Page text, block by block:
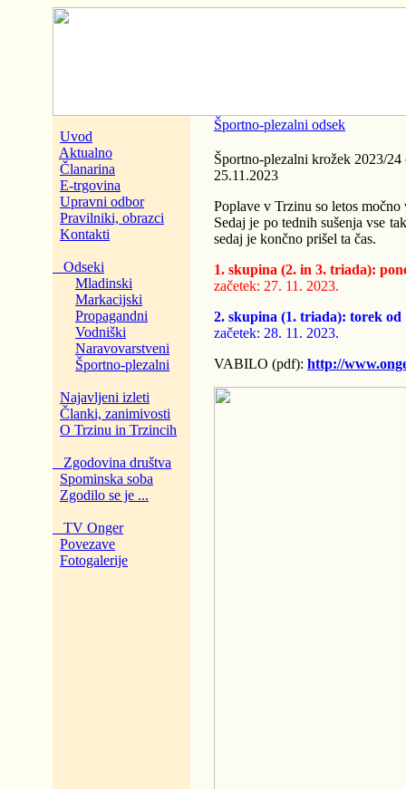
Uvod
Aktualno
Članarina
E-trgovina
Upravni odbor
Pravilniki, obrazci
Kontakti
Odseki
Mladinski
Markacijski
Propagandni
Vodniški
Naravovarstveni
Športno-plezalni
Najavljeni izleti
Članki, zanimivosti
O Trzinu in Trzincih
Zgodovina društva
Spominska soba
Zgodilo se je ...
TV Onger
Povezave
Fotogalerije
Športno-plezalni odsek
Športno-plezalni krožek 2023/
25.11.2023
Poplave v Trzinu so letos
Sedaj je po tednih sušenja vse
sedaj je končno prišel ta čas.
1. skupina (2. in 3. triada):
začetek: 27. 11. 2023.
2. skupina (1. triada): torek od
začetek: 28. 11. 2023.
VABILO (pdf): http://